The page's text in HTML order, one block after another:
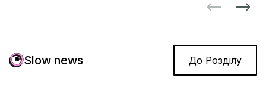
Slow news До Розділу